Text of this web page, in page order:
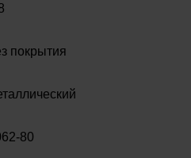
покрытия
80